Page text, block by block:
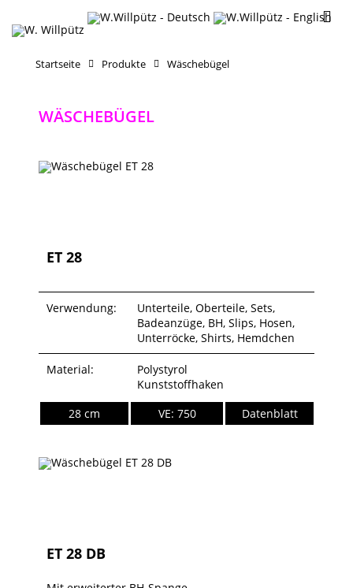
Startseite Produkte Wäschebügel
WÄSCHEBÜGEL
ET 28
Verwendung:
Unterteile, Oberteile, Sets,
Badeanzüge, BH, Slips, Hosen,
Unterröcke, Shirts, Hemdchen
Material:
Polystyrol
Kunststoffhaken
28 cm
VE: 750 Datenblatt
ET 28 DB